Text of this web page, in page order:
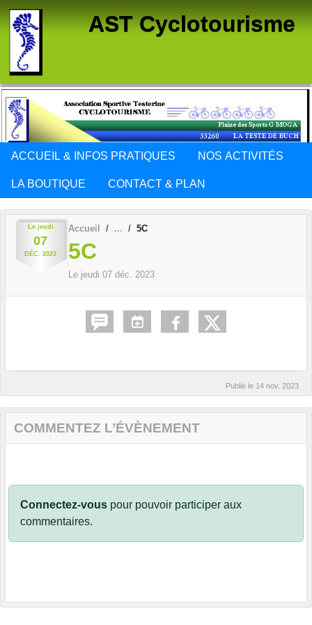
AST Cyclotourisme
ACCUEIL & INFOS PRATIQUES NOS ACTIVITÉS
LA BOUTIQUE CONTACT & PLAN
Le jeudi
07
DÉC. 2023
Accueil 5C
5C
Le jeudi 07 déc. 2023
Publié le 14 nov. 2023
COMMENTEZ L’ÉVÈNEMENT
Connectez-vous pour pouvoir participer aux
commentaires.
Panneau de gestion des cookies